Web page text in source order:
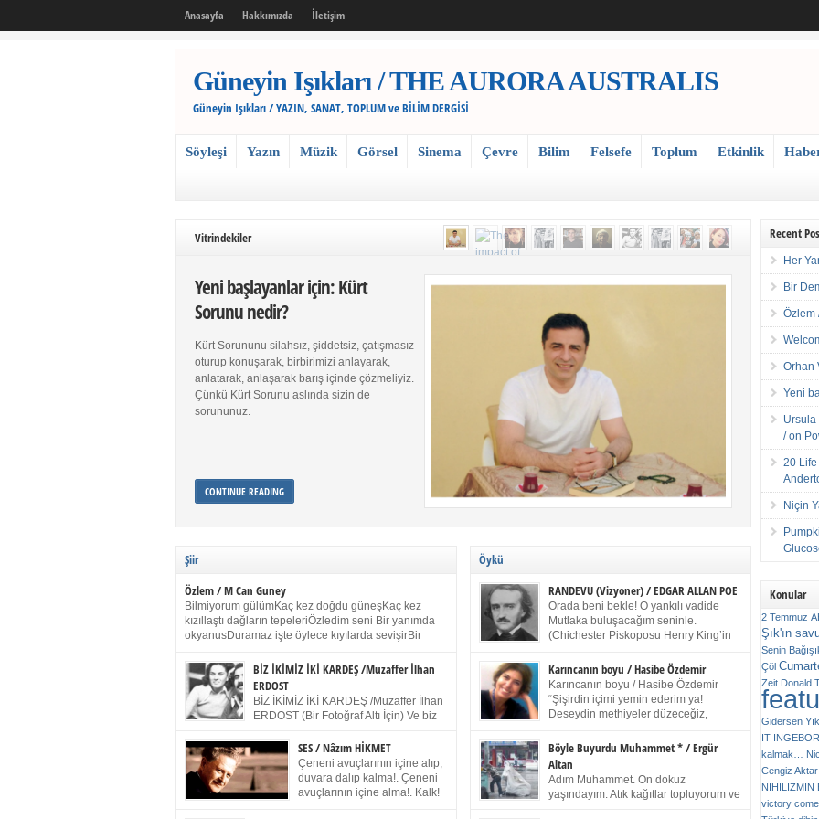
Anasayfa Hakkımızda İletişim
Güneyin Işıkları / THE AURORA AUSTRALIS
Güneyin Işıkları / YAZIN, SANAT, TOPLUM ve BİLİM DERGİSİ
Söyleşi Yazın Müzik Görsel Sinema Çevre Bilim Felsefe Toplum Etkinlik
Vitrindekiler
Yeni başlayanlar için: Kürt
Sorunu nedir?
Kürt Sorununu silahsız, şiddetsiz, çatışmasız
oturup konuşarak, birbirimizi anlayarak,
anlatarak, anlaşarak barış içinde çözmeliyiz.
Çünkü Kürt Sorunu aslında sizin de
sorununuz.
CONTINUE READING
Şiir
Özlem / M Can Guney
Bilmiyorum gülümKaç kez doğdu güneşKaç kez
kızıllaştı dağların tepeleriÖzledim seni Bir yanımda
okyanusDuramaz işte öylece kıyılarda sevişirBir
dururSokulur yalnızlığıma kokun olur Gözlerim bir
buruk gülümsemeDudağımda buğusu
öpüşlerinGeceler boyuÖzledim seni 2004 Haziran
Sydney / Toplumsal Kaynak / Memduh Güney
BİZ İKİMİZ İKİ KARDEŞ /Muzaffer İlhan
ERDOST
BİZ İKİMİZ İKİ KARDEŞ /Muzaffer İlhan
ERDOST (Bir Fotoğraf Altı İçin) Ve biz
Duracağız Fotoğrafımızda durduğumuz gibi Benim
ellerimde kelepçe Yüzümde yapay bir gülüş
(Kelepçeyi yadırgamanın gülüşü belki İlk kez olduğu
için Sonra alıştım Ve unuttum sonra kelepçeyi
SES / Nâzım HİKMET
Çeneni avuçlarının içine alıp,
duvara dalıp kalma!. Çeneni
avuçlarının içine alma!. Kalk!
Öykü
RANDEVU (Vizyoner) / EDGAR ALLAN POE
Orada beni bekle! O yankılı vadide
Mutlaka buluşacağım seninle.
(Chichester Piskoposu Henry King’in
Talihsiz ve gizemli adam! – Sen ki kendi hayal
gücünün parlaklığıyla afalladın, gençliğinin alevleri
arasına düştün! Hayalimde seni tekrar görüyorum!
Bir kez daha önümde duruyor siluetin! – Olduğun –
ah olduğun gibi değil soğuk vadide ve gölgelerin […]
Karıncanın boyu / Hasibe Özdemir
Karıncanın boyu / Hasibe Özdemir
“Şişirdin içimi yemin ederim ya!
Deseydin methiyeler düzeceğiz,
titriyor. “Sana gel demedim kızım.” diyorum sakince.
“Takıldın peşime madem, ne duyarsan
katlanacaksın.” Bir sigara yakıyor. Başını yana yatırıp,
bezmiş annelerin yılgın bakışıyla süzüyor beni.
Kaşlarımı kaldırıp ona bakıyorum ben de. Pes ediyor.
Böyle Buyurdu Muhammet * / Ergür
Altan
Adım Muhammet. On dokuz
yaşındayım. Atık kağıtlar topluyorum ve
Recent
Her
Bir
Özlem
Orhan
Yeni
Ursula
/ on
20
Niçin
Konular
2 Temmuz
Şık'ın
Senin
Çöl
Zeit Donald
Gidersen
IT
kalmak…
Cengiz Aktar
NİHİLİZMİN
victory